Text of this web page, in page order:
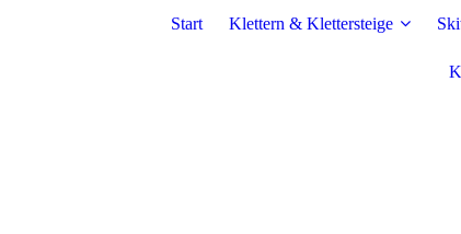
Start Klettern & Klettersteige